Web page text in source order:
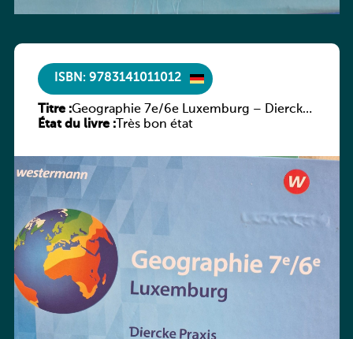
ISBN: 9783141011012
Titre :Geographie 7e/6e Luxemburg – Diercke
Praxis
État du livre :Très bon état